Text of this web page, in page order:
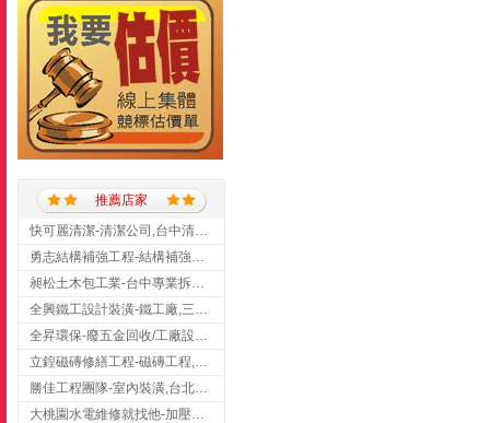
推薦店家
快可麗清潔-清潔公司,台中清潔公司,台中居家清潔
勇志結構補強工程-結構補強工程 ,桃園結構補強工程,龍潭結構補強工程
昶松土木包工業-台中專業拆除工程/挖土機出租
全興鐵工設計裝潢-鐵工廠,三峽鐵工廠,台北鐵工廠
全昇環保-廢五金回收/工廠設備收購/機械設備回收/高價收購廠房設備
立鍠磁磚修繕工程-磁磚工程,磁磚修補,新竹磁磚工程
勝佳工程團隊-室內裝潢,台北房屋裝修,三重室內裝修
大桃園水電維修就找他-加壓馬達,抽水馬達,桃園水電行,中壢水電